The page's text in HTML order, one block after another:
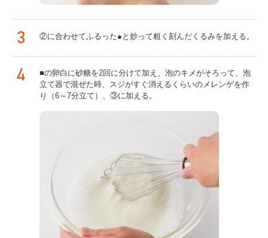
3 ②に合わせてふるった●と炒って粗く刻んだくるみを加える。
4
■の卵白に砂糖を2回に分けて加え、泡のキメがそろって、泡
立て器で混ぜた時、スジがすぐ消えるくらいのメレンゲを作
り（6～7分立て）、③に加える。